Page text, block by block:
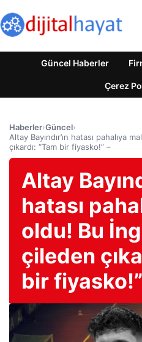
Güncel Haberler
Çerez
Haberler›Güncel›
Altay Bayındır’ın hatası pahalıya
çıkardı: “Tam bir fiyasko!” –
Altay
hatası
oldu! Bu
çileden
bir